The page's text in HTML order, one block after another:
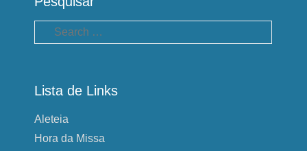
Pesquisa
Lista de Links
Aleteia
Hora da Missa